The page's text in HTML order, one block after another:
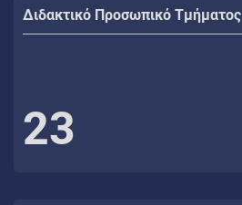
Διδακτικό Προσωπικό Τμήματος
23